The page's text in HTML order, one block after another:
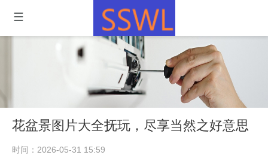
花盆景图片大全抚玩，尽享当然之好意思
时间：2026-05-31 15:59